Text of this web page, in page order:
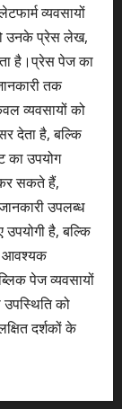
व्यवसायों
उनके प्रेस लेख,
है।प्रेस पेज का
तक
व्यवसायों को
देता है, बल्कि
का उपयोग
सकते हैं,
उपलब्ध
है, बल्कि
आवश्यक
पेज व्यवसायों
को
दर्शकों के